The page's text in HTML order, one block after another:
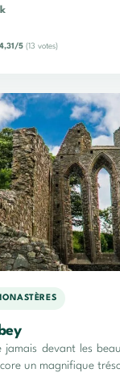
4,31/5 (13 votes)
jamais devant les
un magnifique